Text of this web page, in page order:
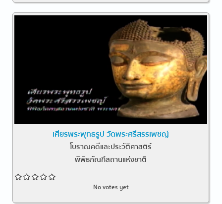
เศียรพระพุทธรูป วัดพระศรีสรรเพชญ์
โบราณคดีและประวัติศาสตร์
พิพิธภัณฑ์สถานแห่งชาติ
No votes yet